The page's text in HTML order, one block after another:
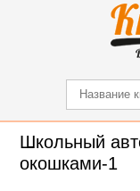
Школьный
окошками-1